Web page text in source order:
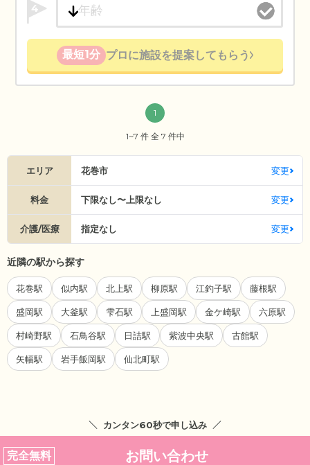
4
最短1分 プロに施設を提案してもらう
1
1~7 件 全 7 件中
エリア 花巻市 変更
料金 下限なし〜上限なし 変更
介護/医療 指定なし 変更
近隣の駅から探す
花巻駅 似内駅 北上駅 柳原駅 江釣子駅 藤根駅
盛岡駅 大釜駅 雫石駅 上盛岡駅 金ケ崎駅 六原駅
村崎野駅 石鳥谷駅 日詰駅 紫波中央駅 古館駅
矢幅駅 岩手飯岡駅 仙北町駅
カンタン60秒で申し込み
完全無料 お問い合わせ